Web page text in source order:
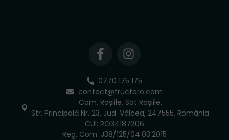
0770 175 175
contact@fructero.com
Com. Roșiile, Sat Roșiile,
Str. Principală Nr. 23, Jud. Vâlcea, 247555, România
CUI: RO34187206
Reg. Com. J38/125/04.03.2015